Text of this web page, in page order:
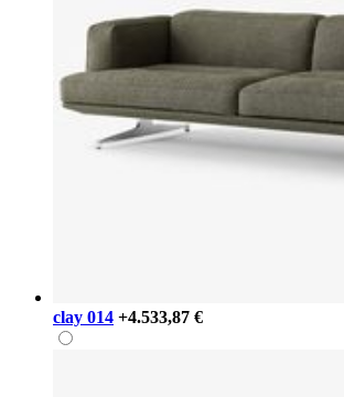
clay 014 +4.533,87 €